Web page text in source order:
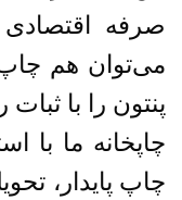
صرفه اقتصادی
می‌توان هم
پنتون را با ثبات
چاپخانه ما با
چاپ پایدار،